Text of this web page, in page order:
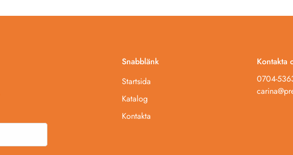
Snabblänk
Startsida
Katalog
Kontakta
Kontakta
0704-